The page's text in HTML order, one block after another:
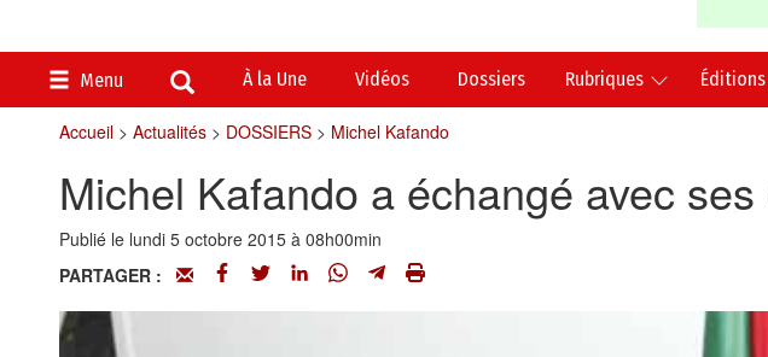
Menu À la Une Vidéos Dossiers Rubriques
Accueil> Actualités> DOSSIERS> Michel Kafando
Michel Kafando a échangé avec
Publié le lundi 5 octobre 2015 à 08h00min
PARTAGER :